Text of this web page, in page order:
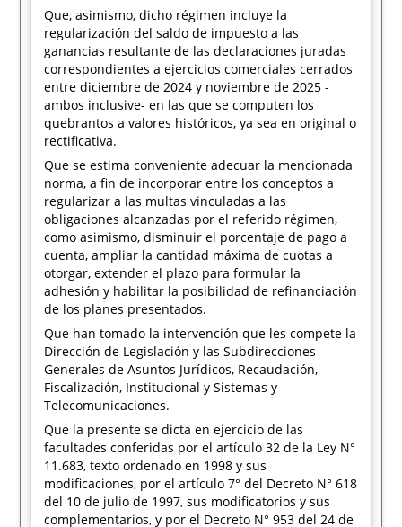
Que, asimismo, dicho régimen incluye la
regularización del saldo de impuesto a las
ganancias resultante de las declaraciones juradas
correspondientes a ejercicios comerciales cerrados
entre diciembre de 2024 y noviembre de 2025 -
ambos inclusive- en las que se computen los
quebrantos a valores históricos, ya sea en original o
rectificativa.
Que se estima conveniente adecuar la mencionada
norma, a fin de incorporar entre los conceptos a
regularizar a las multas vinculadas a las
obligaciones alcanzadas por el referido régimen,
como asimismo, disminuir el porcentaje de pago a
cuenta, ampliar la cantidad máxima de cuotas a
otorgar, extender el plazo para formular la
adhesión y habilitar la posibilidad de refinanciación
de los planes presentados.
Que han tomado la intervención que les compete la
Dirección de Legislación y las Subdirecciones
Generales de Asuntos Jurídicos, Recaudación,
Fiscalización, Institucional y Sistemas y
Telecomunicaciones.
Que la presente se dicta en ejercicio de las
facultades conferidas por el artículo 32 de la Ley N°
11.683, texto ordenado en 1998 y sus
modificaciones, por el artículo 7° del Decreto N° 618
del 10 de julio de 1997, sus modificatorios y sus
complementarios, y por el Decreto N° 953 del 24 de